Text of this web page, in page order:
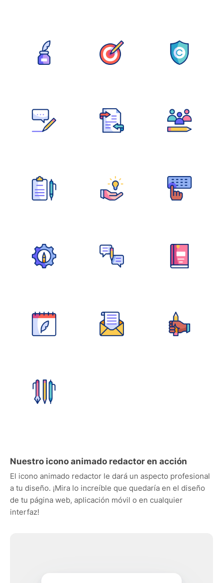
Nuestro icono animado redactor en acción
El icono animado redactor le dará un aspecto profesional
a tu diseño. ¡Mira lo increíble que quedaría en el diseño
de tu página web, aplicación móvil o en cualquier
interfaz!